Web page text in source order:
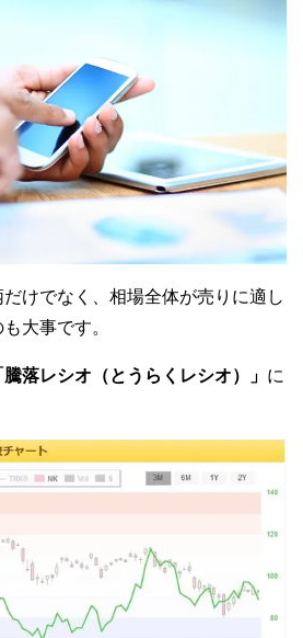
けでなく、相場全体が売りに適し
大事です。
騰落レシオ（とうらくレシオ）」 に